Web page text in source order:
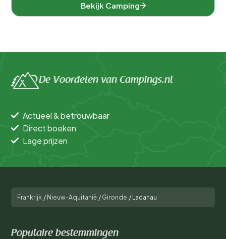
Bekijk Camping
De Voordelen van Campings.nl
Actueel & betrouwbaar
Direct boeken
Lage prijzen
Frankrijk / Nieuw-Aquitanië / Gironde / Lacanau
Populaire bestemmingen